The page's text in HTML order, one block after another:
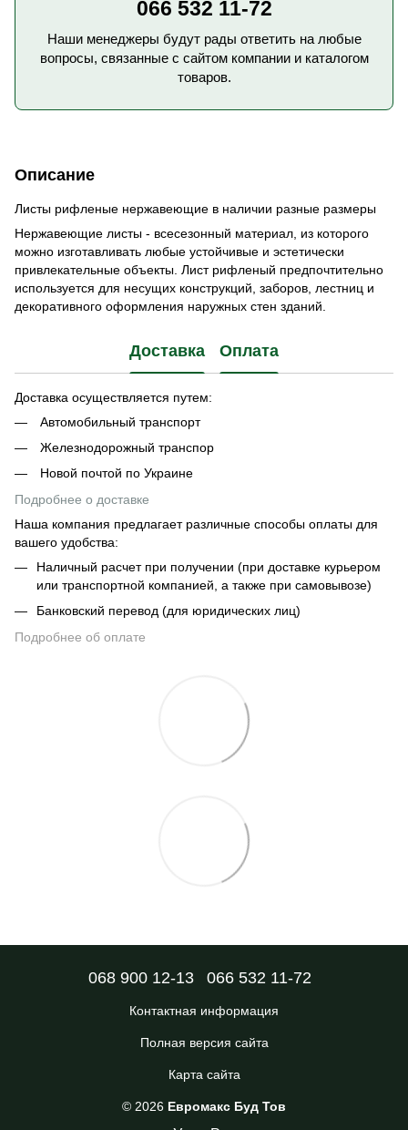
066 532 11-72
Наши менеджеры будут рады ответить на любые
вопросы, связанные с сайтом компании и каталогом
товаров.
Описание
Листы рифленые нержавеющие в наличии разные размеры
Нержавеющие листы - всесезонный материал, из которого
можно изготавливать любые устойчивые и эстетически
привлекательные объекты. Лист рифленый предпочтительно
используется для несущих конструкций, заборов, лестниц и
декоративного оформления наружных стен зданий.
Доставка Оплата
Доставка осуществляется путем:
Автомобильный транспорт
Железнодорожный транспор
Новой почтой по Украине
Подробнее о доставке
Наша компания предлагает различные способы оплаты для
вашего удобства:
Наличный расчет при получении (при доставке курьером
или транспортной компанией, а также при самовывозе)
Банковский перевод (для юридических лиц)
Подробнее об оплате
068 900 12-13 066 532 11-72
Контактная информация
Полная версия сайта
Карта сайта
© 2026 Евромакс Буд Тов